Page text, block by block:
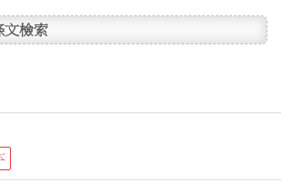
文檢索